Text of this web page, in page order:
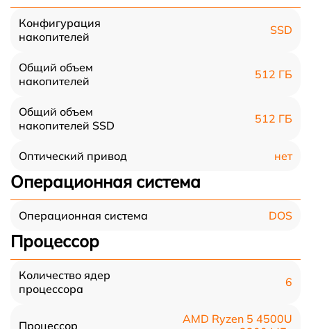
Конфигурация
накопителей
SSD
Общий объем
накопителей
512 ГБ
Общий объем
накопителей SSD
512 ГБ
Оптический привод нет
Операционная система
Операционная система DOS
Процессор
Количество ядер
процессора
6
Процессор
AMD Ryzen 5 4500U